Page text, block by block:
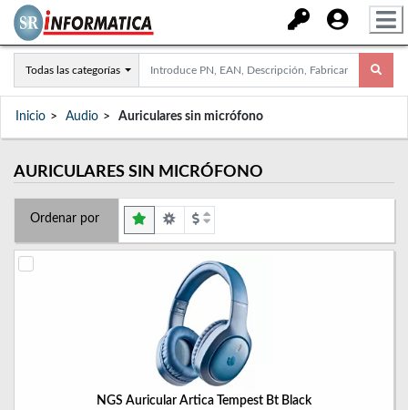
Todas las categorías
Inicio Audio Auriculares sin micrófono
AURICULARES SIN MICRÓFONO
Ordenar por
NGS Auricular Artica Tempest Bt Black